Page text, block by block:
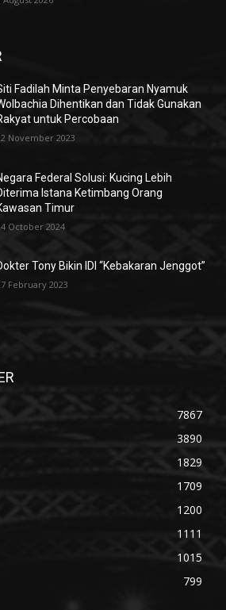
Fadilah Minta Penyebaran Nyamuk
Dihentikan dan Tidak Gunakan
untuk Percobaan
November 2023
Federal Solusi: Kucing Lebih
Istana Ketimbang Orang
Timur
October 2024
Tony Bikin IDI “Kebakaran Jenggot”
February 2023
7867
3890
1829
1709
1200
1111
1015
799